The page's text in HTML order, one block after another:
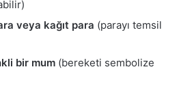
veya kağıt para (parayı temsil
bir mum (bereketi sembolize